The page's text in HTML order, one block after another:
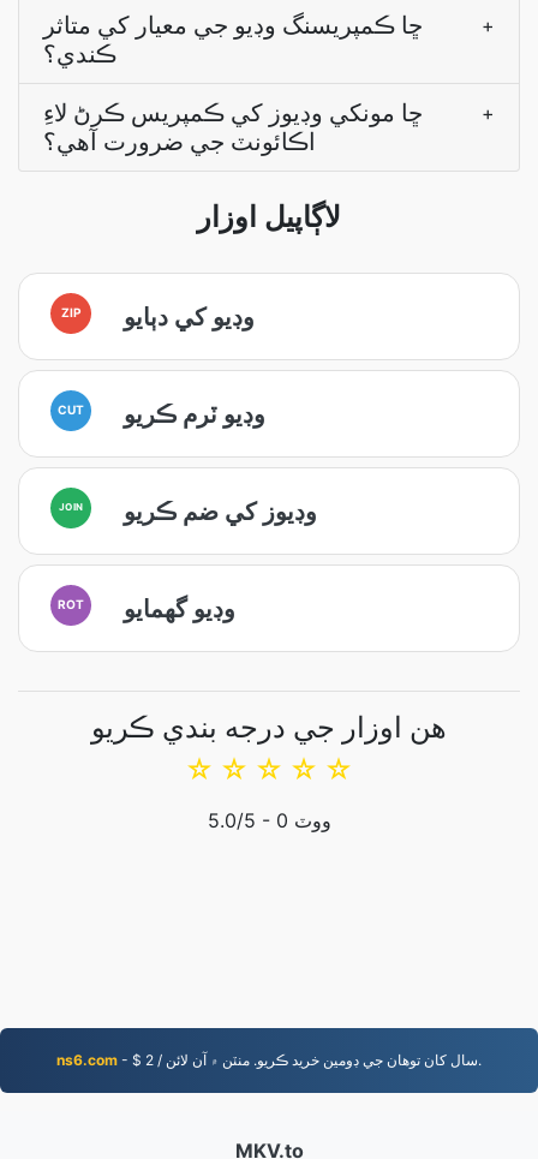
ڇا ڪمپريسنگ وڊيو جي معيار کي متاثر
ڪندي؟
+
ڇا مونکي وڊيوز کي ڪمپريس ڪرڻ لاءِ
اڪائونٽ جي ضرورت آهي؟
+
لاڳاپيل اوزار
ZIP وڊيو کي دٻايو
CUT وڊيو ٽرم ڪريو
JOIN وڊيوز کي ضم ڪريو
ROT وڊيو گھمايو
هن اوزار جي درجه بندي ڪريو
☆
☆
☆
☆
☆
5.0/5 - 0 ووٽ
ns6.com - $ 2 / سال کان توهان جي ڊومين خريد ڪريو. منٽن ۾ آن لائن.
MKV.to